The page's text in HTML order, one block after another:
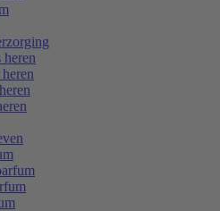
heren